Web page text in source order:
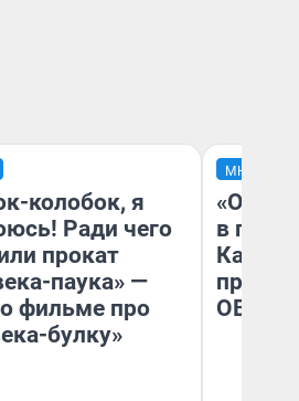
колобок, я
Ради чего
прокат
паука» —
фильме про
булку»
МНЕНИЕ
в
Как в
ОВЗ